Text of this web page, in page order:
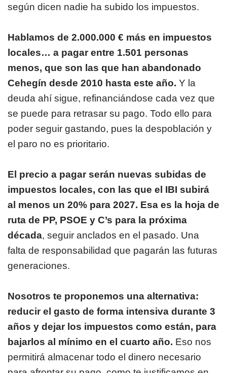
según dicen nadie ha subido los impuestos.
Hablamos de 2.000.000 € más en impuestos
locales… a pagar entre 1.501 personas
menos, que son las que han abandonado
Cehegín desde 2010 hasta este año. Y la
deuda ahí sigue, refinanciándose cada vez que
se puede para retrasar su pago. Todo ello para
poder seguir gastando, pues la despoblación y
el paro no es prioritario.
El precio a pagar serán nuevas subidas de
impuestos locales, con las que el IBI subirá
al menos un 20% para 2027. Esa es la hoja de
ruta de PP, PSOE y C’s para la próxima
década, seguir anclados en el pasado. Una
falta de responsabilidad que pagarán las futuras
generaciones.
Nosotros te proponemos una alternativa:
reducir el gasto de forma intensiva durante 3
años y dejar los impuestos como están, para
bajarlos al mínimo en el cuarto año. Eso nos
permitirá almacenar todo el dinero necesario